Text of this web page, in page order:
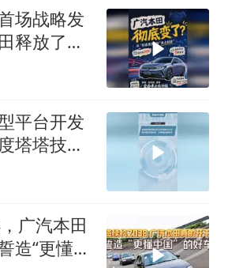
场战略发
释放了哪
平台开发
塔塔技
广汽本田
造“更懂中